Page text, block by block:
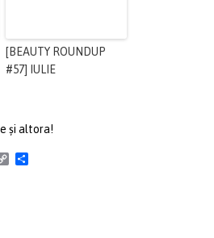
[BEAUTY ROUNDUP
#57] IULIE
și altora!
Copy